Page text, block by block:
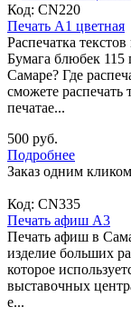
Код: CN220
Печать А1 цветная
Распечатка
Бумага блюбек 115
Самаре? Где
сможете
печатае...
500 руб.
Подробнее
Заказ одним кликом
Код: CN335
Печать афиш А3
Печать афиш в
изделие больших
которое
выставочных
е...